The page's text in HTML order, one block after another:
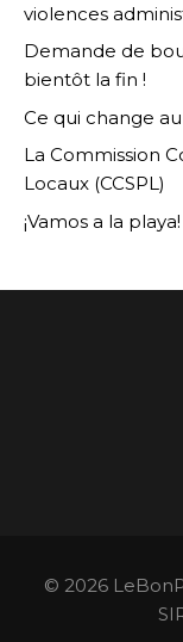
violences
Demande de
bientôt la fin !
Ce qui change
La Commission
Locaux (CCSPL)
¡Vamos a la
© 2026